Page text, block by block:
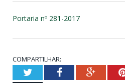
Portaria nº 281-2017
COMPARTILHAR:
TwitterFacebook